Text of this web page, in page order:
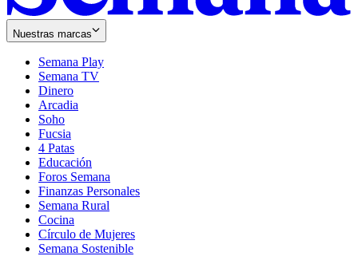
Nuestras marcas
Semana Play
Semana TV
Dinero
Arcadia
Soho
in
new
window
Fucsia
in
new
window
4 Patas
Educación
Foros Semana
Finanzas Personales
Semana Rural
Cocina
Círculo de Mujeres
Semana Sostenible